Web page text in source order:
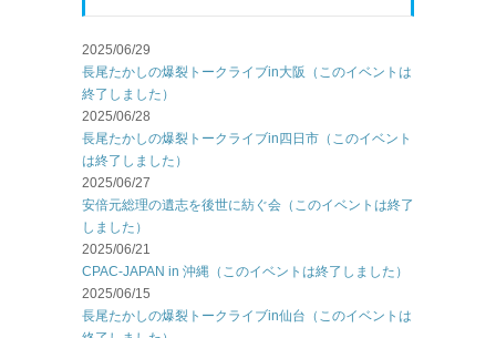
2025/06/29
長尾たかしの爆裂トークライブin大阪（このイベントは
終了しました）
2025/06/28
長尾たかしの爆裂トークライブin四日市（このイベント
は終了しました）
2025/06/27
安倍元総理の遺志を後世に紡ぐ会（このイベントは終了
しました）
2025/06/21
CPAC-JAPAN in 沖縄（このイベントは終了しました）
2025/06/15
長尾たかしの爆裂トークライブin仙台（このイベントは